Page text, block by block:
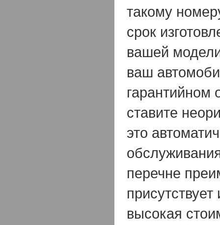
такому
срок
вашей
ваш
гарантийном
ставите
это
перечне
высокая